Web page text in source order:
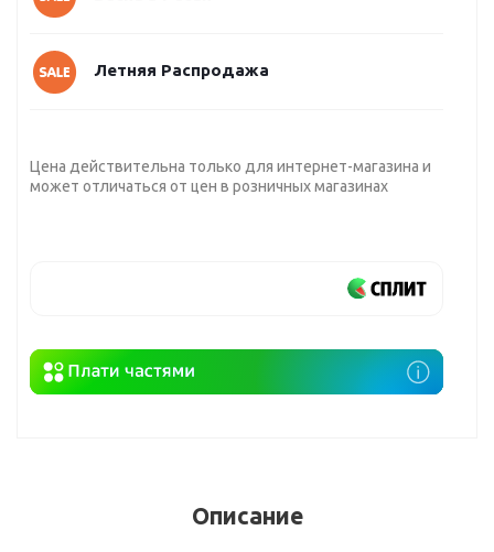
Летняя Распродажа
Цена действительна только для интернет-магазина и
может отличаться от цен в розничных магазинах
Описание